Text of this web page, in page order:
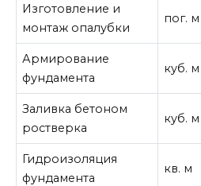
Изготовление и
монтаж опалубки
пог. м
Армирование
фундамента
куб. м
Заливка бетоном
ростверка
куб. м
Гидроизоляция
фундамента
кв. м